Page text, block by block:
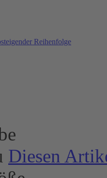
Reihenfolge
Diesen